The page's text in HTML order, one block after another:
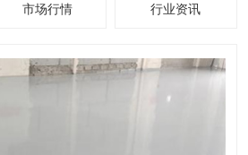
市场行情 行业资讯